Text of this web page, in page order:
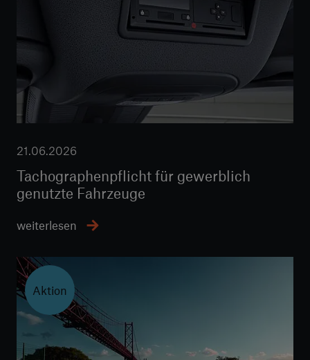
21.06.2026
Tachographenpflicht für gewerblich
genutzte Fahrzeuge
weiterlesen
Aktion